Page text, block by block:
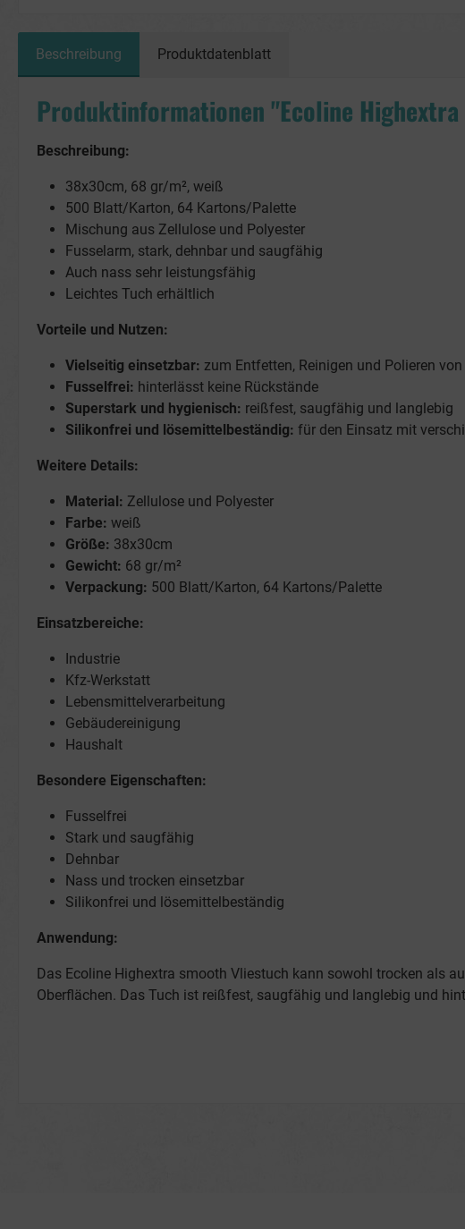
Beschreibung Produktdatenblatt
Produktinformationen "Ecoline Highextra
Beschreibung:
38x30cm, 68 gr/m², weiß
500 Blatt/Karton, 64 Kartons/Palette
Mischung aus Zellulose und Polyester
Fusselarm, stark, dehnbar und saugfähig
Auch nass sehr leistungsfähig
Leichtes Tuch erhältlich
Vorteile und Nutzen:
Vielseitig einsetzbar: zum Entfetten, Reinigen und Polieren
Fusselfrei: hinterlässt keine Rückstände
Superstark und hygienisch: reißfest, saugfähig und langlebig
Silikonfrei und lösemittelbeständig: für den Einsatz mit
Weitere Details:
Material: Zellulose und Polyester
Farbe: weiß
Größe: 38x30cm
Gewicht: 68 gr/m²
Verpackung: 500 Blatt/Karton, 64 Kartons/Palette
Einsatzbereiche:
Industrie
Kfz-Werkstatt
Lebensmittelverarbeitung
Gebäudereinigung
Haushalt
Besondere Eigenschaften:
Fusselfrei
Stark und saugfähig
Dehnbar
Nass und trocken einsetzbar
Silikonfrei und lösemittelbeständig
Anwendung:
Das Ecoline Highextra smooth Vliestuch kann sowohl trocken als
Oberflächen. Das Tuch ist reißfest, saugfähig und langlebig und